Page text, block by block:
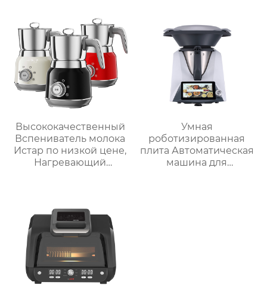
Термопроцессор
Высококачественный
Вспениватель молока
Истар по низкой цене,
Нагревающий
Умная
роботизированная
плита Автоматическая
машина для